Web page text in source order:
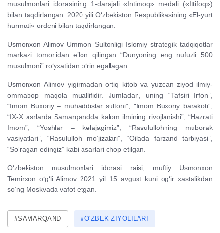
musulmonlari idorasining 1-darajali «Intimoq» medali («Ittifoq»)
bilan taqdirlangan. 2020 yili O‘zbekiston Respublikasining «El-yurt
hurmati» ordeni bilan taqdirlangan.
Usmonxon Alimov Ummon Sultonligi Islomiy strategik tadqiqotlar
markazi tomonidan e’lon qilingan “Dunyoning eng nufuzli 500
musulmoni” ro‘yxatidan o‘rin egallagan.
Usmonxon Alimov yigirmadan ortiq kitob va yuzdan ziyod ilmiy-
ommabop maqola muallifidir. Jumladan, uning “Tafsiri Irfon”,
“Imom Buxoriy – muhaddislar sultoni”, “Imom Buxoriy barakoti”,
“IX-X asrlarda Samarqandda kalom ilmining rivojlanishi”, “Hazrati
Imom”, “Yoshlar – kelajagimiz”, “Rasulullohning muborak
vasiyatlari”, “Rasululloh mo‘jizalari”, “Oilada farzand tarbiyasi”,
“So‘ragan edingiz” kabi asarlari chop etilgan.
O‘zbekiston musulmonlari idorasi raisi, muftiy Usmonxon
Temirxon o‘g‘li Alimov 2021 yil 15 avgust kuni og‘ir xastalikdan
so‘ng Moskvada vafot etgan.
#SAMARQAND #O'ZBEK ZIYOLILARI